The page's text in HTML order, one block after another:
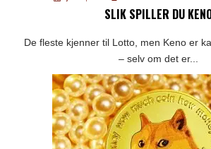
SLIK SPILLER DU
De fleste kjenner til Lotto, men Keno er
– selv om det er...